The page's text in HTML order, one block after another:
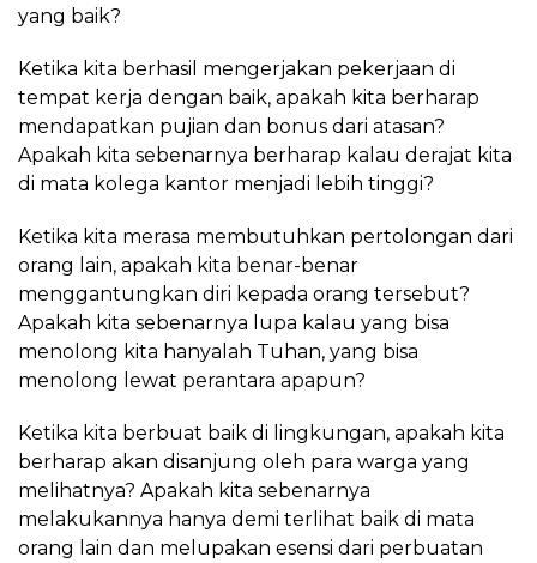
yang baik?
Ketika kita berhasil mengerjakan pekerjaan di
tempat kerja dengan baik, apakah kita berharap
mendapatkan pujian dan bonus dari atasan?
Apakah kita sebenarnya berharap kalau derajat kita
di mata kolega kantor menjadi lebih tinggi?
Ketika kita merasa membutuhkan pertolongan dari
orang lain, apakah kita benar-benar
menggantungkan diri kepada orang tersebut?
Apakah kita sebenarnya lupa kalau yang bisa
menolong kita hanyalah Tuhan, yang bisa
menolong lewat perantara apapun?
Ketika kita berbuat baik di lingkungan, apakah kita
berharap akan disanjung oleh para warga yang
melihatnya? Apakah kita sebenarnya
melakukannya hanya demi terlihat baik di mata
orang lain dan melupakan esensi dari perbuatan